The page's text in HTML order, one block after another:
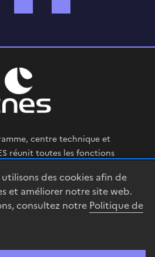
utilisons des cookies afin de
et améliorer notre site web.
consultez notre Politique de
centre technique et
réunit toutes les fonctions